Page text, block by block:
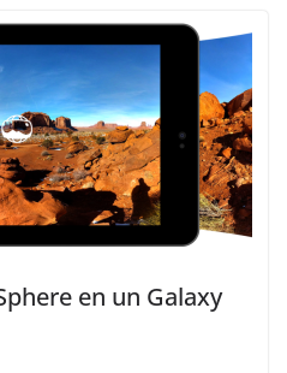
en un Galaxy